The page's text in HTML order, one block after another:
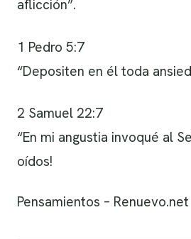
aflicción”.
1 Pedro 5:7
“Depositen en él toda
2 Samuel 22:7
“En mi angustia invoqué al
oídos!
Pensamientos – Renuevo.net